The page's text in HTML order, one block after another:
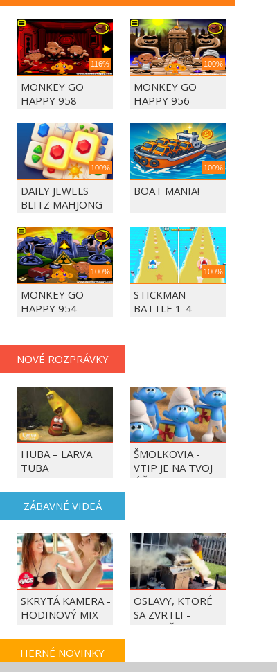
116%
MONKEY GO
HAPPY 958
100%
MONKEY GO
HAPPY 956
100%
DAILY JEWELS
BLITZ MAHJONG
100%
BOAT MANIA!
100%
MONKEY GO
HAPPY 954
100%
STICKMAN
BATTLE 1-4
NOVÉ ROZPRÁVKY
HUBA – LARVA
TUBA
ŠMOLKOVIA -
VTIP JE NA TVOJ
ÚČET
ZÁBAVNÉ VIDEÁ
SKRYTÁ KAMERA -
HODINOVÝ MIX
OSLAVY, KTORÉ
SA ZVRTLI -
NAJLEPŠIE
HERNÉ NOVINKY